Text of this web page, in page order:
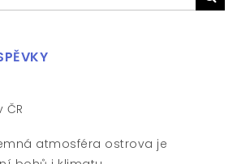
atmosféra ostrova je